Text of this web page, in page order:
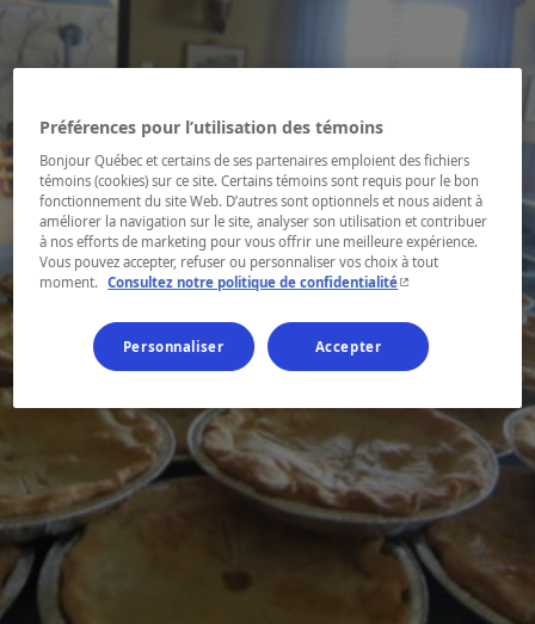
Préférences pour l’utilisation des témoins
Bonjour Québec et certains de ses partenaires emploient des fichiers
témoins (cookies) sur ce site. Certains témoins sont requis pour le bon
fonctionnement du site Web. D’autres sont optionnels et nous aident à
améliorer la navigation sur le site, analyser son utilisation et contribuer
à nos efforts de marketing pour vous offrir une meilleure expérience.
Vous pouvez accepter, refuser ou personnaliser vos choix à tout
moment.
Consultez notre politique de confidentialité- Cet hyperlien
Personnaliser Accepter